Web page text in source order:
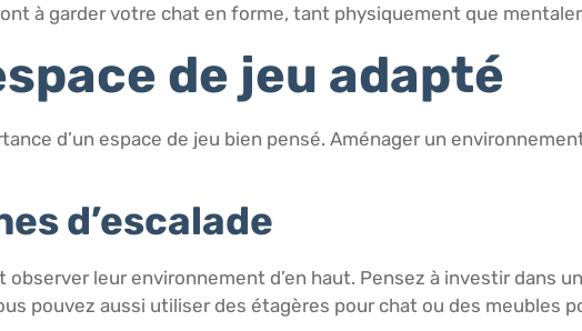
à garder votre chat en forme, tant physiquement que
de jeu adapté
d’un espace de jeu bien pensé. Aménager un
d’escalade
leur environnement d’en haut. Pensez à investir dans
pouvez aussi utiliser des étagères pour chat ou des meubles